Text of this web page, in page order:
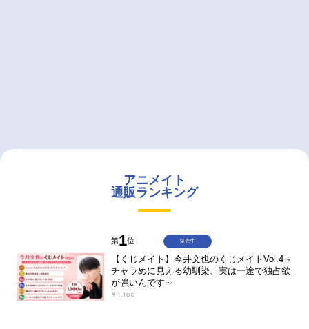
アニメイト
通販ランキング
第1位
【くじメイト】今井文也のくじメイトVol.4～
チャラめに見える幼馴染、実は一途で独占欲
が強いんです～
￥1,100
発売中